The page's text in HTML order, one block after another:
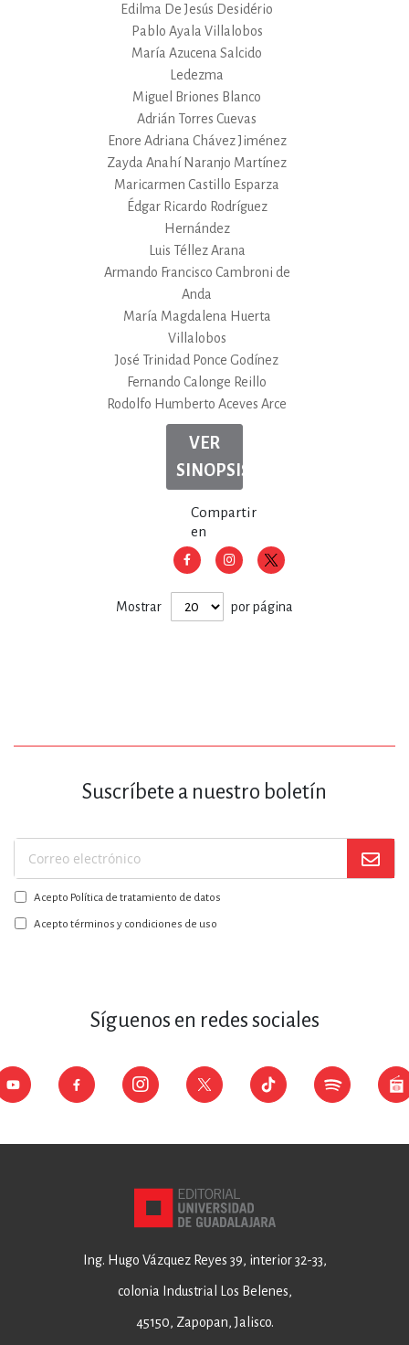
Edilma De Jesús Desidério
Pablo Ayala Villalobos
María Azucena Salcido
Ledezma
Miguel Briones Blanco
Adrián Torres Cuevas
Enore Adriana Chávez Jiménez
Zayda Anahí Naranjo Martínez
Maricarmen Castillo Esparza
Édgar Ricardo Rodríguez
Hernández
Luis Téllez Arana
Armando Francisco Cambroni de
Anda
María Magdalena Huerta
Villalobos
José Trinidad Ponce Godínez
Fernando Calonge Reillo
Rodolfo Humberto Aceves Arce
VER
SINOPSIS
Compartir
en
Mostrar por página
Suscríbete a nuestro boletín
Suscríbase
a
nuestro
boletín:
Acepto Política de tratamiento de datos
Acepto términos y condiciones de uso
Síguenos en redes sociales
Ing. Hugo Vázquez Reyes 39, interior 32-33,
colonia Industrial Los Belenes,
45150, Zapopan, Jalisco.